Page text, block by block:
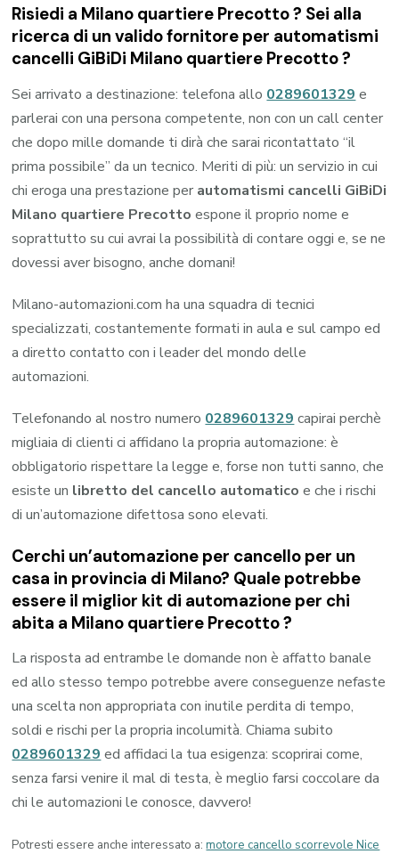
Risiedi a Milano quartiere Precotto? Sei alla
ricerca di un valido fornitore per automatismi
cancelli GiBiDi Milano quartiere Precotto?
Sei arrivato a destinazione: telefona allo 0289601329 e
parlerai con una persona competente, non con un call center
che dopo mille domande ti dirà che sarai ricontattato “il
prima possibile” da un tecnico. Meriti di più: un servizio in cui
chi eroga una prestazione per automatismi cancelli GiBiDi
Milano quartiere Precotto espone il proprio nome e
soprattutto su cui avrai la possibilità di contare oggi e, se ne
dovessi aver bisogno, anche domani!
Milano-automazioni.com ha una squadra di tecnici
specializzati, costantemente formati in aula e sul campo ed
a diretto contatto con i leader del mondo delle
automazioni.
Telefonando al nostro numero 0289601329 capirai perchè
migliaia di clienti ci affidano la propria automazione: è
obbligatorio rispettare la legge e, forse non tutti sanno, che
esiste un libretto del cancello automatico e che i rischi
di un’automazione difettosa sono elevati.
Cerchi un’automazione per cancello per un
casa in provincia di Milano? Quale potrebbe
essere il miglior kit di automazione per chi
abita a Milano quartiere Precotto?
La risposta ad entrambe le domande non è affatto banale
ed allo stesso tempo potrebbe avere conseguenze nefaste
una scelta non appropriata con inutile perdita di tempo,
soldi e rischi per la propria incolumità. Chiama subito
0289601329 ed affidaci la tua esigenza: scoprirai come,
senza farsi venire il mal di testa, è meglio farsi coccolare da
chi le automazioni le conosce, davvero!
Potresti essere anche interessato a:motore cancello scorrevole Nice